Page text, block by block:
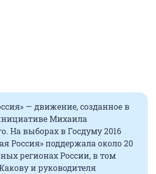
— движение, созданное в
Михаила
На выборах в Госдуму 2016
Россия» поддержала около 20
регионах России, в том
и руководителя